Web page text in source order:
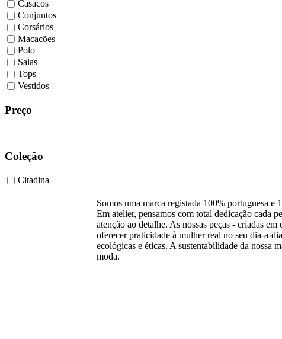
Casacos
Conjuntos
Corsários
Macacões
Polo
Saias
Tops
Vestidos
Preço
Coleção
Citadina
Somos uma marca registada 100% portuguesa
Em atelier, pensamos com total dedicação cada
atenção ao detalhe. As nossas peças - criadas
oferecer praticidade à mulher real no seu dia-a-
ecológicas e éticas. A sustentabilidade da nossa
moda.